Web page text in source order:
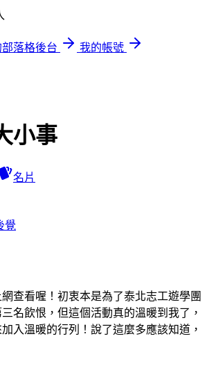
落格後台
我的帳號
小事
名片
覺
查看喔！初衷本是為了泰北志工遊學團
名飲恨，但這個活動真的溫暖到我了，
入溫暖的行列！說了這麼多應該知道，